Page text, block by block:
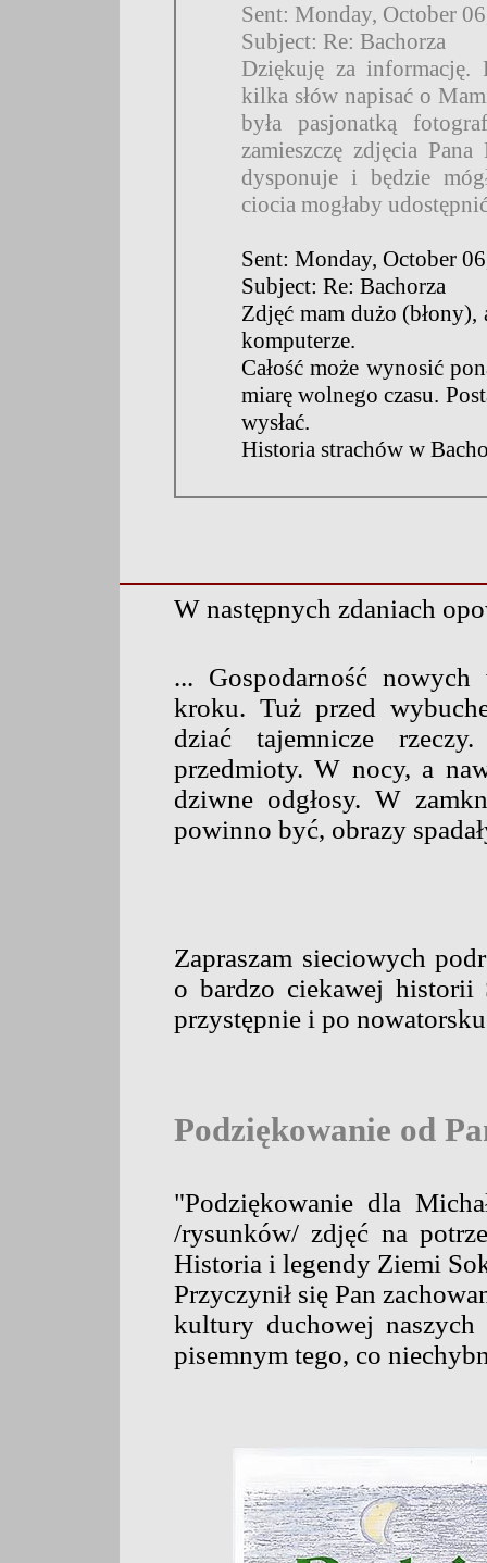
Sent: Monday, October
Subject: Re: Bachorza
Dziękuję za informację.
kilka słów napisać o
była pasjonatką
zamieszczę zdjęcia
dysponuje i będzie
ciocia mogłaby
Sent: Monday, October
Subject: Re: Bachorza
Zdjęć mam dużo
komputerze.
Całość może wynosić
miarę wolnego czasu.
wysłać.
Historia strachów w
W następnych zdaniach
... Gospodarność
kroku. Tuż przed
dziać tajemnicze
przedmioty. W nocy, a
dziwne odgłosy. W
powinno być, obrazy
Zapraszam sieciowych
o bardzo ciekawej historii
przystępnie i po
Podziękowanie od
"Podziękowanie dla
/rysunków/ zdjęć na
Historia i legendy Ziemi
Przyczynił się Pan
kultury duchowej
pisemnym tego, co